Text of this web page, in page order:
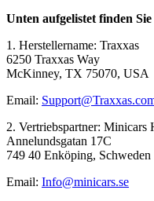
Unten aufgelistet finden
1. Herstellername: Traxxas
6250 Traxxas Way
McKinney, TX 75070, USA
Email:
2. Vertriebspartner:
Annelundsgatan 17C
749 40 Enköping, Schweden
Email: Info@minicars.se